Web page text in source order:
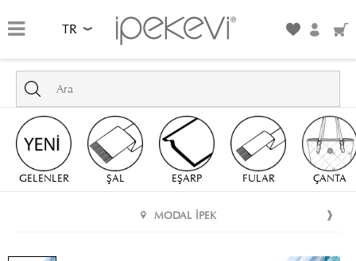
TR
GELENLER ŞAL EŞARP FULAR ÇANTA
MODAL İPEK